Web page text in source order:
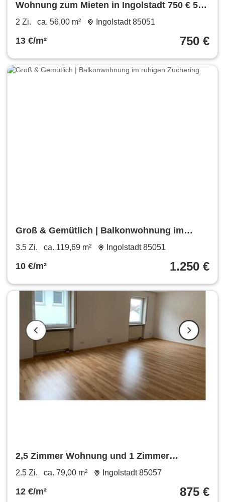
Wohnung zum Mieten in Ingolstadt 750 € 56
m²
2 Zi. ca. 56,00 m² Ingolstadt 85051
13 €/m² 750 €
Groß & Gemütlich | Balkonwohnung im
ruhigen Zuchering
3.5 Zi. ca. 119,69 m² Ingolstadt 85051
10 €/m² 1.250 €
2,5 Zimmer Wohnung und 1 Zimmer
Wohnung in Böhmfeld
2.5 Zi. ca. 79,00 m² Ingolstadt 85057
12 €/m² 875 €